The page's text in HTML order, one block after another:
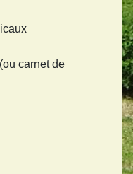
carnet de